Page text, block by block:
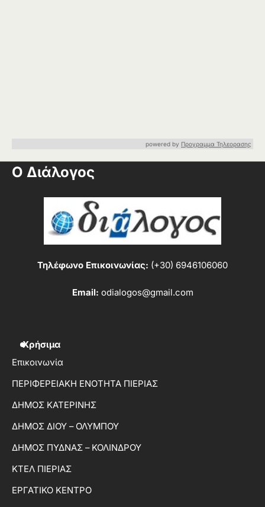
powered by Προγραμμα Τηλεορασης
Ο Διάλογος
Τηλέφωνο Επικοινωνίας: (+30) 6946106060
Email: odialogos@gmail.com
Χρήσιμα
Επικοινωνία
ΠΕΡΙΦΕΡΕΙΑΚΗ ΕΝΟΤΗΤΑ ΠΙΕΡΙΑΣ
ΔΗΜΟΣ ΚΑΤΕΡΙΝΗΣ
ΔΗΜΟΣ ΔΙΟΥ – ΟΛΥΜΠΟΥ
ΔΗΜΟΣ ΠΥΔΝΑΣ – ΚΟΛΙΝΔΡΟΥ
ΚΤΕΛ ΠΙΕΡΙΑΣ
ΕΡΓΑΤΙΚΟ ΚΕΝΤΡΟ